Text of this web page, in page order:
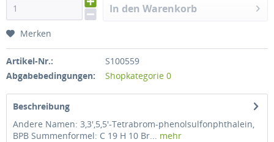
In den Warenkorb
Merken
Artikel-Nr.:
S100559
Abgabebedingungen:
Shopkategorie 0
Beschreibung
Andere Namen: 3,3′,5,5′-Tetrabrom-phenolsulfonphthalein,
BPB Summenformel: C 19 H 10 Br... mehr